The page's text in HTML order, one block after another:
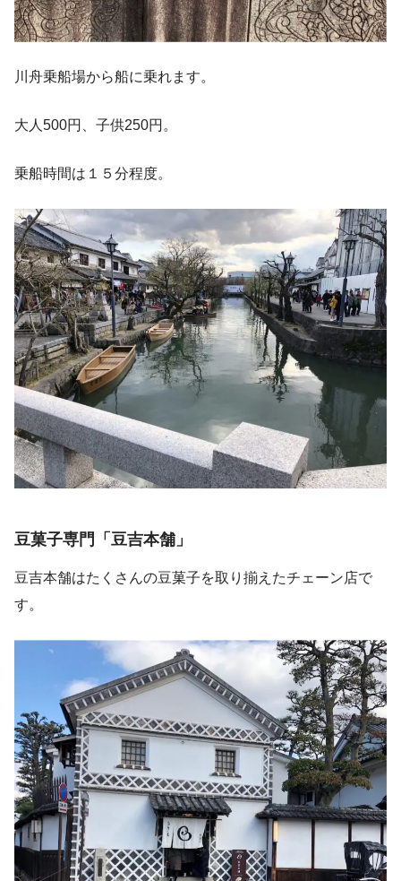
川舟乗船場から船に乗れます。
大人500円、子供250円。
乗船時間は１５分程度。
豆菓子専門「豆吉本舗」
豆吉本舗はたくさんの豆菓子を取り揃えたチェーン店で
す。